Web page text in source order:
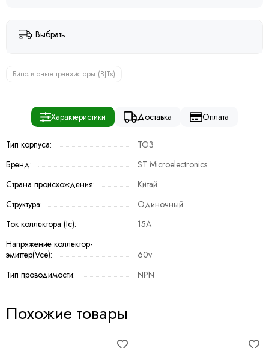
Выбрать
Биполярные транзисторы (BJTs)
Характеристики Доставка Оплата
Тип корпуса:
TO3
Бренд:
ST Microelectronics
Страна происхождения:
Китай
Структура:
Одиночный
Ток коллектора (Ic):
15A
Напряжение коллектор-
эмиттер(Vce):
60v
Тип проводимости:
NPN
Похожие товары